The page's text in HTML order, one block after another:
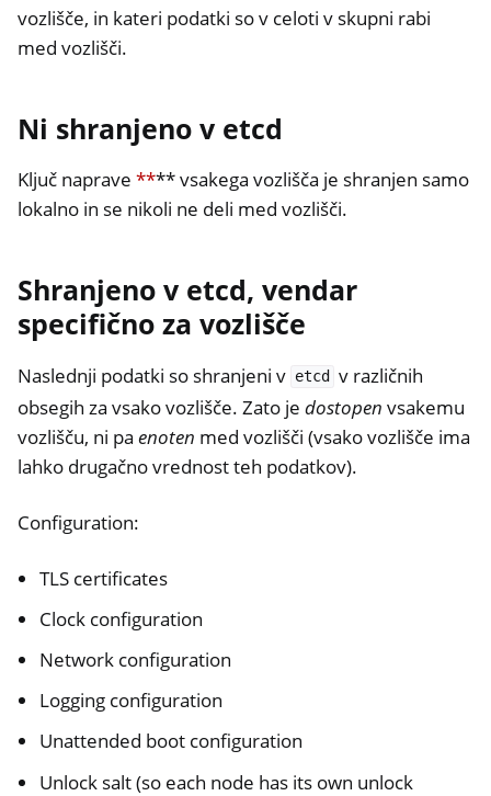
vozlišče, in kateri podatki so v celoti v skupni rabi
med vozlišči.
Ni shranjeno v etcd
Ključ naprave **** vsakega vozlišča je shranjen samo
lokalno in se nikoli ne deli med vozlišči.
Shranjeno v etcd, vendar
specifično za vozlišče
Naslednji podatki so shranjeni v etcd
v različnih
obsegih za vsako vozlišče. Zato je dostopen vsakemu
vozlišču, ni pa enoten med vozlišči (vsako vozlišče ima
lahko drugačno vrednost teh podatkov).
Configuration:
TLS certificates
Clock configuration
Network configuration
Logging configuration
Unattended boot configuration
Unlock salt (so each node has its own unlock